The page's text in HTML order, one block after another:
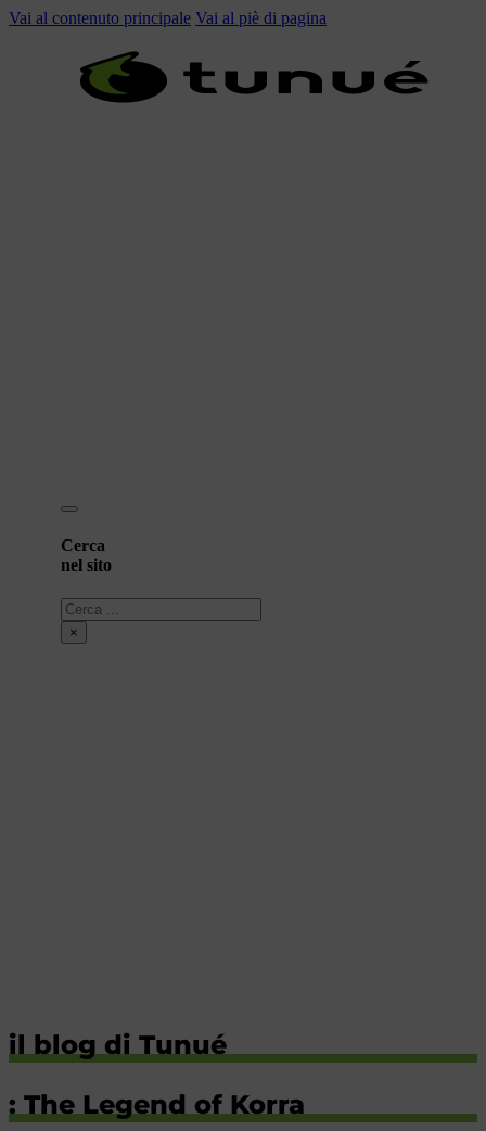
Vai al contenuto principale Vai al piè di pagina
Cerca
nel sito
Cerca
×
il blog di Tunué
: The Legend of Korra